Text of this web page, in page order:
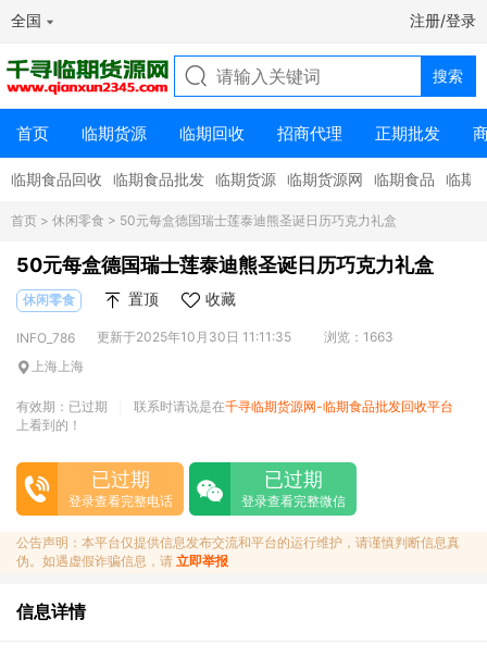
全国 注册/登录
首页 临期货源 临期回收 招商代理 正期批发
临期食品回收 临期食品批发 临期货源 临期货源网 临期食品 临期
首页 > 休闲零食 > 50元每盒德国瑞士莲泰迪熊圣诞日历巧克力礼盒
50元每盒德国瑞士莲泰迪熊圣诞日历巧克力礼盒
休闲零食 置顶 收藏
INFO_786 更新于2025年10月30日 11:11:35
浏览：1663
上海上海
有效期：已过期 联系时请说是在千寻临期货源网-临期食品批发回收平台
上看到的！
已过期
登录查看完整电话
已过期
登录查看完整微信
公告声明：本平台仅提供信息发布交流和平台的运行维护，请谨慎判断信息真
伪。如遇虚假诈骗信息，请 立即举报
信息详情